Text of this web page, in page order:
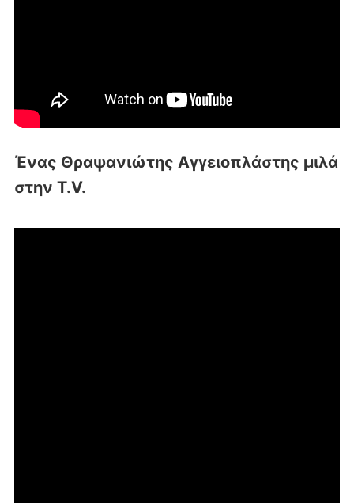
Ένας Θραψανιώτης Αγγειοπλάστης μιλά
στην T.V.